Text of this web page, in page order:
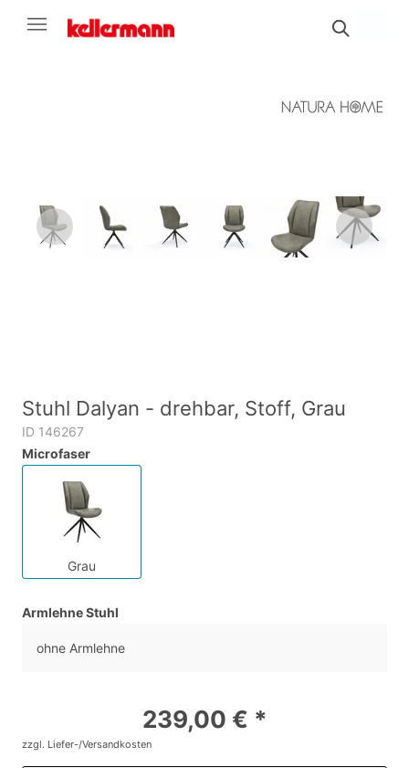
Stuhl Dalyan - drehbar, Stoff, Grau
ID 146267
Microfaser
Grau
Armlehne Stuhl
ohne Armlehne
239,00 € *
zzgl. Liefer-/Versandkosten